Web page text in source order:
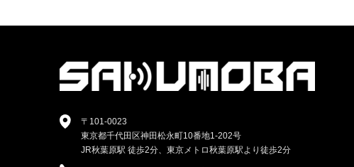
〒101-0023
東京都千代田区神田松永町10番地1-202号
JR秋葉原駅 徒歩2分、東京メトロ秋葉原駅より徒歩2分